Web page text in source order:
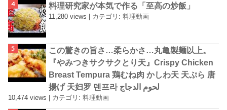
料理研究家が本気で作る「至高の炒飯」
11,280 views | カテゴリ:料理動画
この驚きの旨さ…柔らかさ…丸亀製麺以上。
『やみつきサクサクとり天』Crispy Chicken
Breast Tempura 鶏むね肉 かしわ天 天ぷら 唐
揚げ 天妇罗 덴프라 لحوم الدجاج
10,474 views カテゴリ:料理動画